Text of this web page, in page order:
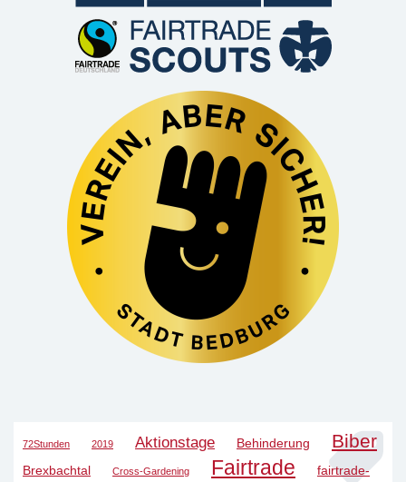
72Stunden 2019 Aktionstage Behinderung Biber
Brexbachtal Cross-Gardening Fairtrade
fairtrade-